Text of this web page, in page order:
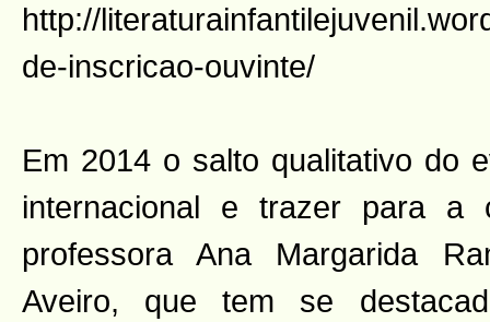
http://
de-inscricao-ouvinte/
Em 2014 o salto qualitativo do
internacional e trazer para a
professora Ana Margarida
Aveiro, que tem se